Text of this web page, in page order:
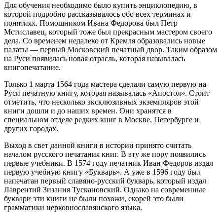
Для обучения необходимо было купить энциклопедию, в
которой подробно рассказывалось обо всех терминах и
понятиях. Помощником Ивана Федорова был Петр
Мстиславец, который тоже был прекрасным мастером своего
дела. Со временем недалеко от Кремля образовались новые
палаты — первый Московский печатный двор. Таким образом
на Руси появилась новая отрасль, которая называлась
книгопечатание.
Только 1 марта 1564 года мастера сделали самую первую на
Руси печатную книгу, которая называлась «Апостол». Стоит
отметить, что несколько эксклюзивных экземпляров этой
книги дошли и до наших времен. Они хранятся в
специальном отделе редких книг в Москве, Петербурге и
других городах.
Выход в свет данной книги в истории принято считать
началом русского печатания книг. В эту же пору появились
первые учебники. В 1574 году печатник Иван Федоров издал
первую учебную книгу «Букварь». А уже в 1596 году был
напечатан первый славяно-русский букварь, который издал
Лаврентий Зизания Тускановский. Однако на современные
буквари эти книги не были похожи, скорей это были
грамматики церковнославянского языка.